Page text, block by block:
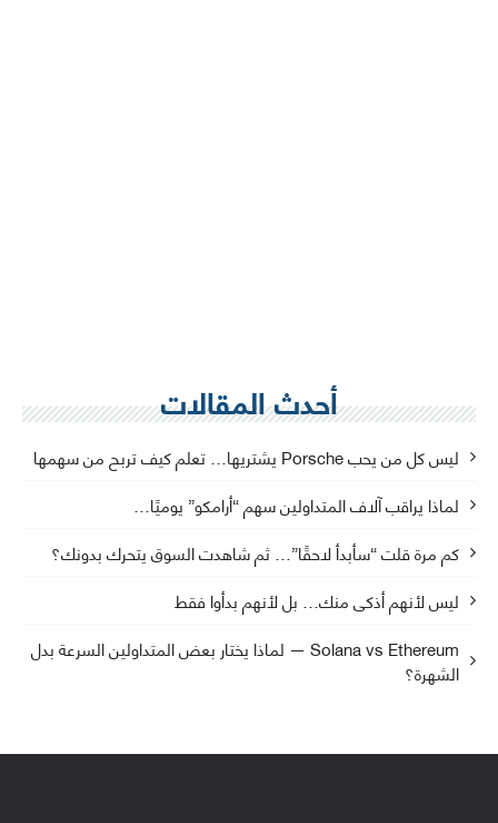
أحدث المقالات
ليس كل من يحب Porsche يشتريها… تعلم كيف تربح من سهمها
لماذا يراقب آلاف المتداولين سهم “أرامكو” يوميًا…
كم مرة قلت “سأبدأ لاحقًا”… ثم شاهدت السوق يتحرك بدونك؟
ليس لأنهم أذكى منك… بل لأنهم بدأوا فقط
Solana vs Ethereum — لماذا يختار بعض المتداولين السرعة بدل
الشهرة؟